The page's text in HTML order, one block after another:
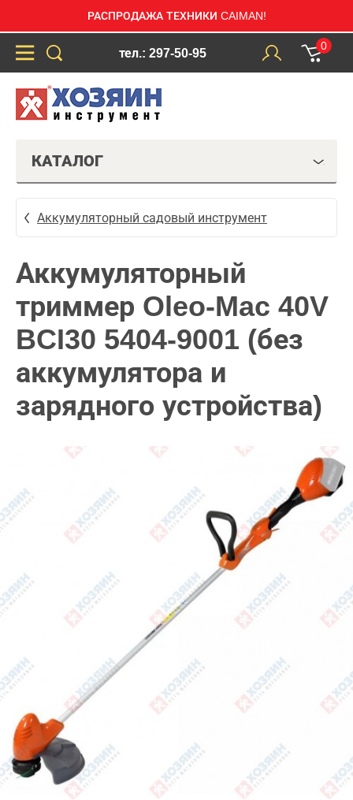
РАСПРОДАЖА ТЕХНИКИ CAIMAN!
тел.: 297-50-95
0
КАТАЛОГ
Аккумуляторный садовый инструмент
Аккумуляторный
триммер Oleo-Mac 40V
BCI30 5404-9001 (без
аккумулятора и
зарядного устройства)